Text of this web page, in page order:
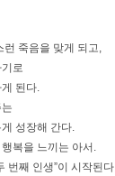
죽음을 맞게 되고,
로
된다.
성장해 간다.
복을 느끼는 아서.
번째 인생”이 시작된다.